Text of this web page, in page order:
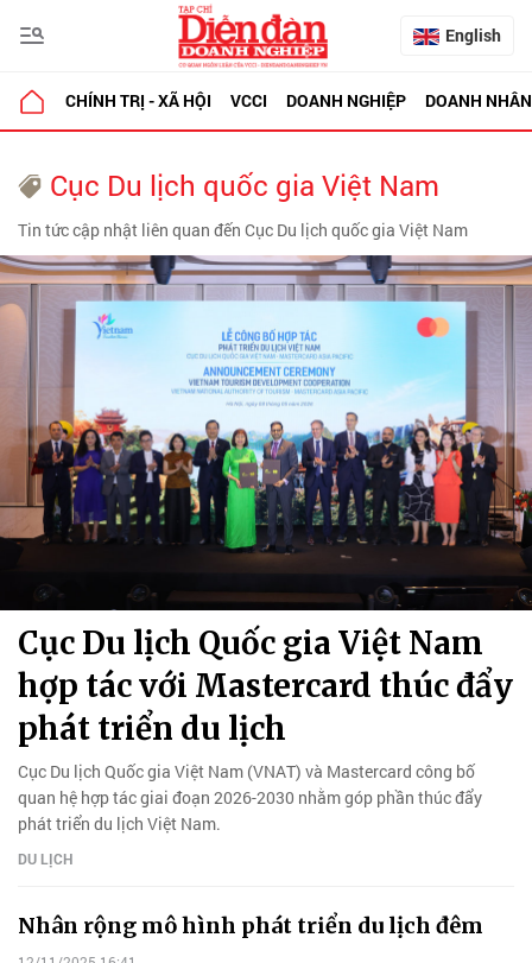
English
CHÍNH TRỊ - XÃ HỘI VCCI DOANH NGHIỆP DOANH NHÂN
Cục Du lịch quốc gia Việt Nam
Tin tức cập nhật liên quan đến Cục Du lịch quốc gia Việt Nam
Cục Du lịch Quốc gia Việt Nam
hợp tác với Mastercard thúc đẩy
phát triển du lịch
Cục Du lịch Quốc gia Việt Nam (VNAT) và Mastercard công bố
quan hệ hợp tác giai đoạn 2026-2030 nhằm góp phần thúc đẩy
phát triển du lịch Việt Nam.
DU LỊCH
Nhân rộng mô hình phát triển du lịch đêm